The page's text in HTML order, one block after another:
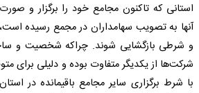
استانی که تاکنون مجامع خود را برگزار و
آنها به تصویب سهامداران در مجمع رسیده
و شرطی بازگشایی شوند. چراکه شخصیت و
شرکت‌ها از یکدیگر متفاوت بوده و دلیلی برای
با شرط برگزاری سایر مجامع باقیمانده در